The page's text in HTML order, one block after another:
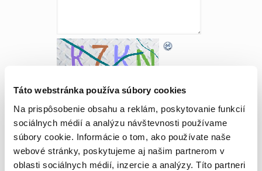
Odpíšte uvedený kód:
Táto webstránka používa súbory cookies
Na prispôsobenie obsahu a reklám, poskytovanie funkcií
sociálnych médií a analýzu návštevnosti používame
súbory cookie. Informácie o tom, ako používate naše
webové stránky, poskytujeme aj našim partnerom v
oblasti sociálnych médií, inzercie a analýzy. Títo partneri